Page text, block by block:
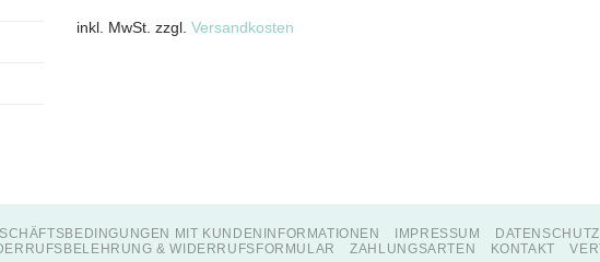
inkl. MwSt. zzgl. Versandkosten
MIT KUNDENINFORMATIONEN IMPRESSUM
& WIDERRUFSFORMULAR
ZAHLUNGSARTEN KONTAKT